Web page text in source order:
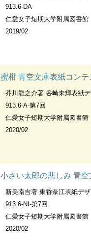
913.6-DA
仁愛女子短期大学附属図書館
2019/02
蜜柑 青空文庫表紙コンテス
芥川龍之介著 谷崎未輝表紙デザイン
913.6-A-第7回
仁愛女子短期大学附属図書館
2020/02
小さい太郎の悲しみ 青空文庫表紙コ
新美南吉著 東香奈江表紙デザイン 仁
913.6-NI-第7回
仁愛女子短期大学附属図書館
2020/02